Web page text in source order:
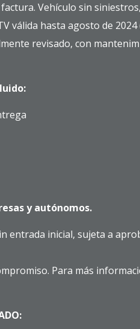
Vehículo sin
válida hasta agosto de
revisado, con
y autónomos.
entrada inicial, sujeta a
Para más